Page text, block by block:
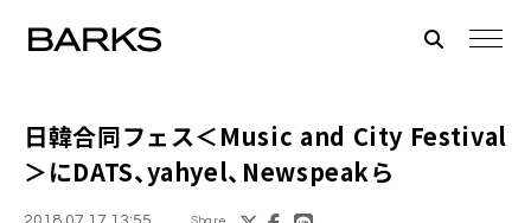
日韓合同フェス＜Music and City Festival
＞にDATS、yahyel、Newspeakら
Share